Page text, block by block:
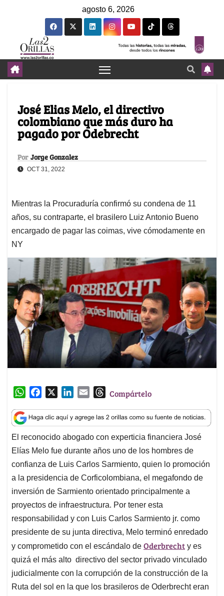
agosto 6, 2026
José Elias Melo, el directivo
colombiano que más duro ha
pagado por Odebrecht
Por Jorge Gonzalez
OCT 31, 2022
Mientras la Procuraduría confirmó su condena de 11
años, su contraparte, el brasilero Luiz Antonio Bueno
encargado de pagar las coimas, vive cómodamente en
NY
W
a
t
s
A
p
p
c
e
b
o
o
k
n
k
e
d
I
n
a
i
l
T
r
e
a
d
s
Compártelo
El reconocido abogado con experticia financiera José
Elías Melo fue durante años uno de los hombres de
confianza de Luis Carlos Sarmiento, quien lo promoción
a la presidencia de Corficolombiana, el megafondo de
inversión de Sarmiento orientado principalmente a
proyectos de infraestructura. Por tener esta
responsabilidad y con Luis Carlos Sarmiento jr. como
presidente de su junta directiva, Melo terminó enredado
y comprometido con el escándalo de Oderbrecht y es
quizá el más alto directivo del sector privado vinculado
judicialmente con la corrupción de la construcción de la
Ruta del sol en la que los brasileros de Oderbrecht eran